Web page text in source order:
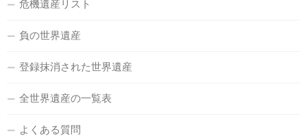
危機遺産リスト
負の世界遺産
登録抹消された世界遺産
全世界遺産の一覧表
よくある質問